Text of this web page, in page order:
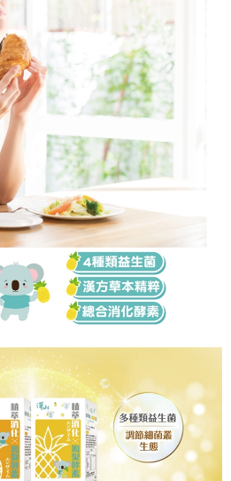
定代理人或監護人之同意方可使用
意申辦者引起之損失，本公司不負相關責
，將依據個別帳號之用戶狀況，依本公司即
仍有額度不足之情形，本公司將視審查結果
用他人資訊註冊。若發現惡意使用之情形，
該用戶之使用額度並採取法律行動。